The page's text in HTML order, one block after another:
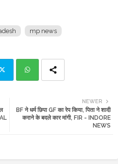
mp news
ats
NEWER
BF ने धर्म छिपा GF का रेप किया, पिता ने शादी
कराने के बदले कार मांगी, FIR - INDORE
NEWS